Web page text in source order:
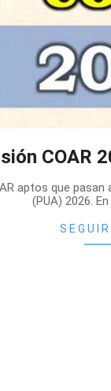
COAR
aptos que pasan
(PUA) 2026.